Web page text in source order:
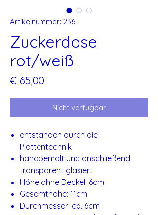
Artikelnummer: 236
Zuckerdose
rot/weiß
€ 65,00
Nicht verfügbar
entstanden durch die
Plattentechnik
handbemalt und anschließend
transparent glasiert
Höhe ohne Deckel: 6cm
Gesamthöhe: 11cm
Durchmesser: ca. 6cm